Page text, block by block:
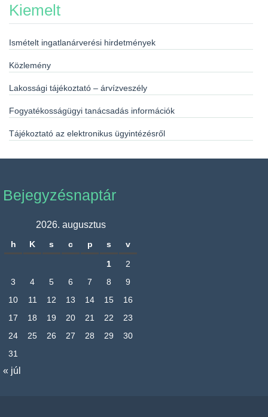
Kiemelt
Ismételt ingatlanárverési hirdetmények
Közlemény
Lakossági tájékoztató – árvízveszély
Fogyatékosságügyi tanácsadás információk
Tájékoztató az elektronikus ügyintézésről
Bejegyzésnaptár
2026. augusztus
h K s c p s v
1
2
3
4 5 6 7 8
9
10
11 12 13 14 15
16
17
18 19 20 21 22
23
24
25 26 27 28 29
30
31
« júl